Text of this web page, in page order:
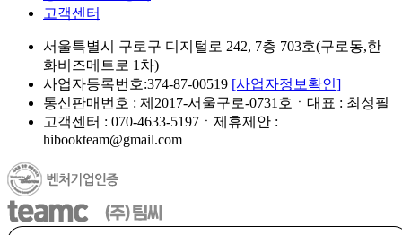
고객센터
서울특별시 구로구 디지털로 242, 7층 703호(구로동,한
화비즈메트로 1차)
사업자등록번호:374-87-00519 [사업자정보확인]
통신판매번호 : 제2017-서울구로-0731호ㆍ대표 : 최성필
고객센터 : 070-4633-5197ㆍ제휴제안 :
hibookteam@gmail.com